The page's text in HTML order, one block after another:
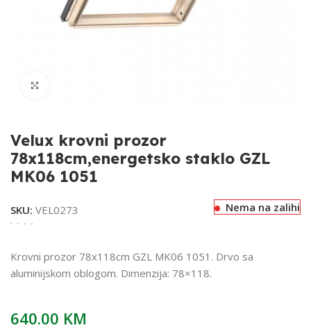
Velux krovni prozor
78x118cm,energetsko staklo GZL
MK06 1051
SKU:VEL0273 Nema na zalihi
Krovni prozor 78x118cm GZL MK06 1051. Drvo sa
aluminijskom oblogom. Dimenzija: 78×118.
640.00 KM